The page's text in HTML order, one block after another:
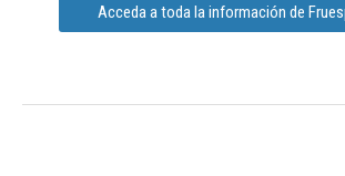
Acceda a toda la información de